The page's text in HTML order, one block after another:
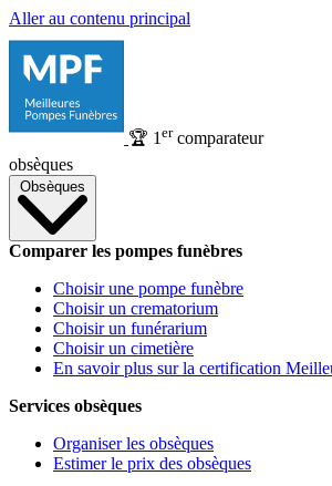
Aller au contenu principal
🏆 1 ercomparateur
obsèques
Obsèques
Comparer les pompes funèbres
Choisir une pompe funèbre
Choisir un crematorium
Choisir un funérarium
Choisir un cimetière
En savoir plus sur la certification
Services obsèques
Organiser les obsèques
Estimer le prix des obsèques